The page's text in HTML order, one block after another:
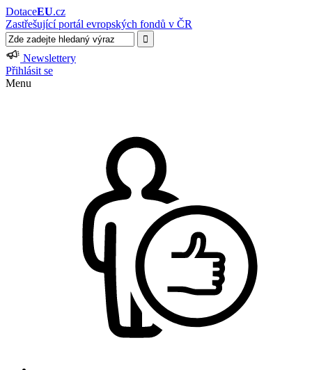
DotaceEU.cz
Zastřešující portál evropských fondů v ČR
Newslettery
Přihlásit se
Menu